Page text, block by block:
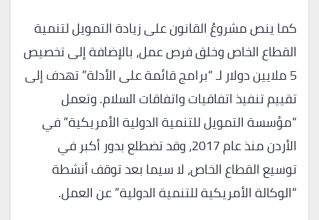
كما ينص مشروعُ القانون على زيادة التمويل لتنمية
القطاع الخاص وخلق فرص عمل، بالإضافة إلى تخصيص
5 ملايين دولار لـ “برامج قائمة على الأدلة” تهدف إلى
تقييم تنفيذ اتفاقيات واتفاقات السلام. وتعمل
“مؤسسة التمويل للتنمية الدولية الأمريكية” في
الأردن منذ عام 2017، وقد تضطلع بدور أكبر في
توسيع القطاع الخاص، لا سيما بعد توقف أنشطة
“الوكالة الأمريكية للتنمية الدولية” عن العمل.